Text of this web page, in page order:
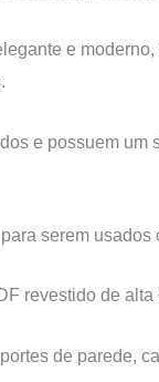
e
e possuem
serem
revestido de
de parede,